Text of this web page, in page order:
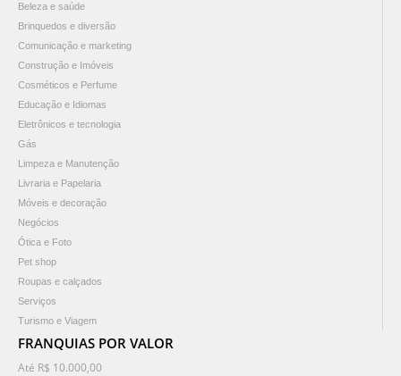
Beleza e saúde
Brinquedos e diversão
Comunicação e marketing
Construção e Imóveis
Cosméticos e Perfume
Educação e Idiomas
Eletrônicos e tecnologia
Gás
Limpeza e Manutenção
Livraria e Papelaria
Móveis e decoração
Negócios
Ótica e Foto
Pet shop
Roupas e calçados
Serviços
Turismo e Viagem
FRANQUIAS POR VALOR
Até R$ 10.000,00